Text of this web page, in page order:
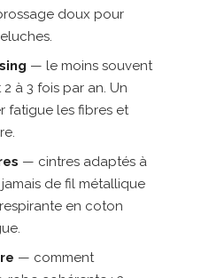
doux pour
— le moins souvent
à 3 fois par an. Un
fatigue les fibres et
— cintres adaptés à
de fil métallique
en coton
— comment